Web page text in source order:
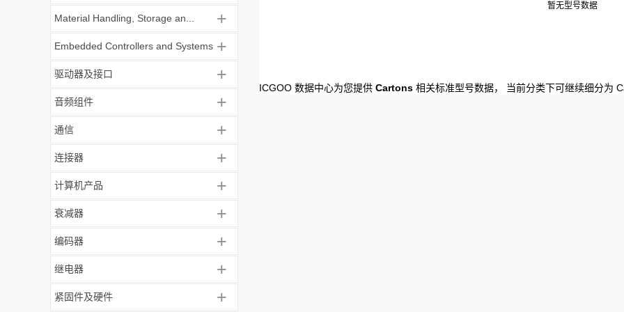
Material Handling, Storage an... +
Embedded Controllers and Systems +
驱动器及接口 +
音频组件 +
通信 +
连接器 +
计算机产品 +
衰减器 +
编码器 +
继电器 +
紧固件及硬件 +
暂无型号数据
ICGOO 数据中心为您提供 Cartons 相关标准型号数据， 当前分类下可继续细分为